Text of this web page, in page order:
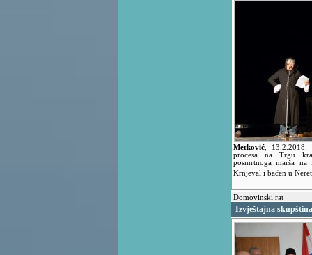
Metković 13.2.2018.
procesa na Trgu
posmrtnoga marša
Krnjeval i bačen u
Domovinski rat
Izvještajna